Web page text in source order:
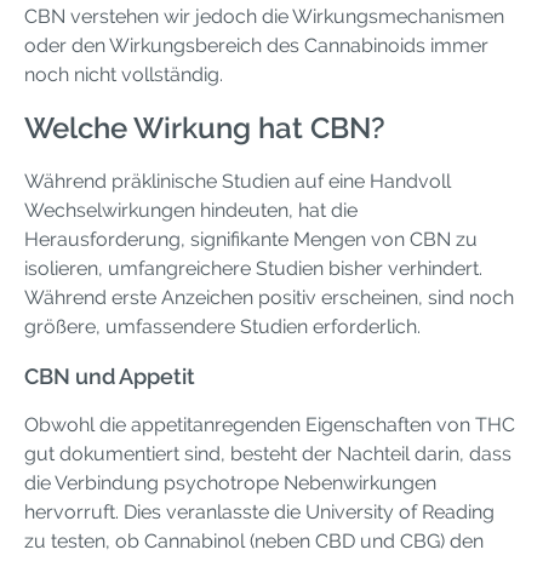
CBN verstehen wir jedoch die Wirkungsmechanismen
oder den Wirkungsbereich des Cannabinoids immer
noch nicht vollständig.
Welche Wirkung hat CBN?
Während präklinische Studien auf eine Handvoll
Wechselwirkungen hindeuten, hat die
Herausforderung, signifikante Mengen von CBN zu
isolieren, umfangreichere Studien bisher verhindert.
Während erste Anzeichen positiv erscheinen, sind noch
größere, umfassendere Studien erforderlich.
CBN und Appetit
Obwohl die appetitanregenden Eigenschaften von THC
gut dokumentiert sind, besteht der Nachteil darin, dass
die Verbindung psychotrope Nebenwirkungen
hervorruft. Dies veranlasste die University of Reading
zu testen, ob Cannabinol (neben CBD und CBG) den